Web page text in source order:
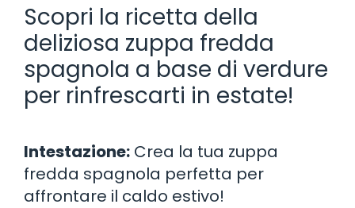
Scopri la ricetta della
deliziosa zuppa fredda
spagnola a base di verdure
per rinfrescarti in estate!
Intestazione: Crea la tua zuppa
fredda spagnola perfetta per
affrontare il caldo estivo!